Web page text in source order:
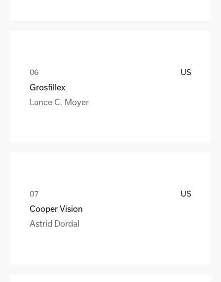
US
Grosfillex
Lance C. Moyer
US
Cooper Vision
Astrid Dordal